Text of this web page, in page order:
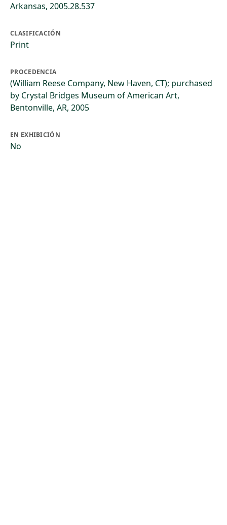
Arkansas, 2005.28.537
CLASIFICACIÓN
Print
PROCEDENCIA
(William Reese Company, New Haven, CT); purchased
by Crystal Bridges Museum of American Art,
Bentonville, AR, 2005
EN EXHIBICIÓN
No